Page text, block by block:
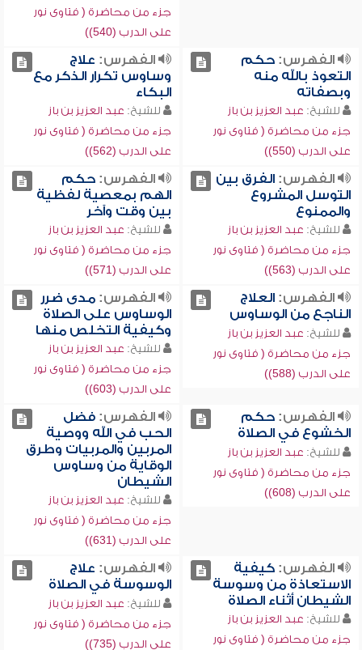
جزء من محاضرة ( فتاوى نور
على الدرب (540))
الفهرس:حكم
التعوذ بالله منه
وبصفاته
للشيخ: عبد العزيز بن باز
جزء من محاضرة ( فتاوى نور
على الدرب (550))
الفهرس: علاج
وساوس تكرار الذكر مع
البكاء
للشيخ: عبد العزيز بن باز
جزء من محاضرة ( فتاوى نور
على الدرب (562))
الفهرس:الفرق بين
التوسل المشروع
والممنوع
للشيخ: عبد العزيز بن باز
جزء من محاضرة ( فتاوى نور
على الدرب (563))
الفهرس:حكم
الهم بمعصية لفظية
بين وقت وآخر
للشيخ: عبد العزيز بن باز
جزء من محاضرة ( فتاوى نور
على الدرب (571))
الفهرس:العلاج
الناجع من الوساوس
للشيخ: عبد العزيز بن باز
جزء من محاضرة ( فتاوى نور
على الدرب (588))
الفهرس:مدى ضرر
الوساوس على الصلاة
وكيفية التخلص منها
للشيخ: عبد العزيز بن باز
جزء من محاضرة ( فتاوى نور
على الدرب (603))
الفهرس:حكم
الخشوع في الصلاة
للشيخ: عبد العزيز بن باز
جزء من محاضرة ( فتاوى نور
على الدرب (608))
الفهرس:فضل
الحب في الله ووصية
المربين والمربيات وطرق
الوقاية من وساوس
الشيطان
للشيخ: عبد العزيز بن باز
جزء من محاضرة ( فتاوى نور
على الدرب (631))
الفهرس:كيفية
الاستعاذة من وسوسة
الشيطان أثناء الصلاة
للشيخ: عبد العزيز بن باز
جزء من محاضرة ( فتاوى نور
الفهرس: علاج
الوسوسة في الصلاة
للشيخ: عبد العزيز بن باز
جزء من محاضرة ( فتاوى نور
على الدرب (735))